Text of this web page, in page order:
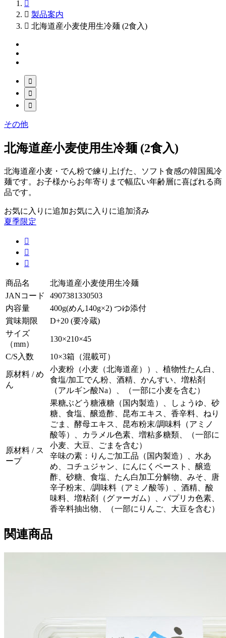

 製品案内
 北海道産小麦使用生冷麺 (2食入)



その他
北海道産小麦使用生冷麺 (2食入)
北海道産小麦・でん粉で練り上げた、ソフト食感の韓国風冷
麺です。お子様からお年寄りまで幅広い年齢層に喜ばれる商
品です。
お気に入りに追加お気に入りに追加済み
夏季限定



商品名
北海道産小麦使用生冷麺
JANコード
4907381330503
内容量
400g(めん140g×2) つゆ添付
賞味期限
D+20 (要冷蔵)
サイズ
（mm）
130×210×45
C/S入数 10×3箱（混載可）
原材料 / め
ん
小麦粉（小麦（北海道産））、植物性たん白、
食塩/加工でん粉、酒精、かんすい、増粘剤
（アルギン酸Na）、（一部に小麦を含む）
原材料 / ス
ープ
果糖ぶどう糖液糖（国内製造）、しょうゆ、砂
糖、食塩、醸造酢、昆布エキス、香辛料、ねり
ごま、酵母エキス、昆布粉末/調味料（アミノ
酸等）、カラメル色素、増粘多糖類、（一部に
小麦、大豆、ごまを含む）
辛味の素：りんご加工品（国内製造）、水あ
め、コチュジャン、にんにくペースト、醸造
酢、砂糖、食塩、たん白加工分解物、みそ、唐
辛子粉末、/調味料（アミノ酸等）、酒精、酸
味料、増粘剤（グァーガム）、パプリカ色素、
香辛料抽出物、（一部にりんご、大豆を含む）
関連商品